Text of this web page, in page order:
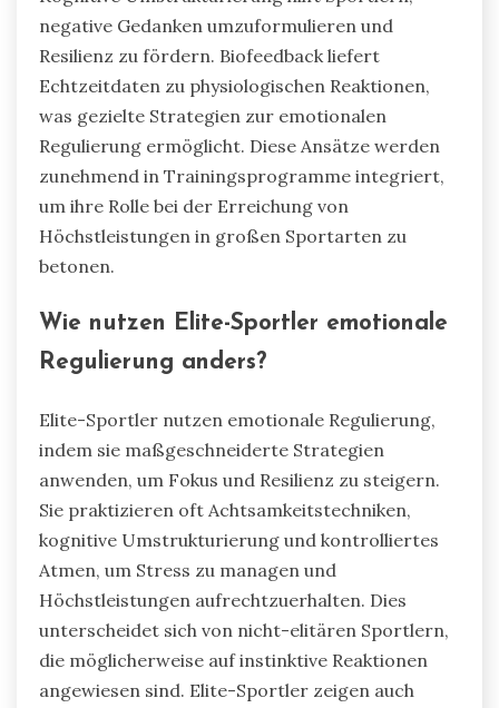
negative Gedanken umzuformulieren und
Resilienz zu fördern. Biofeedback liefert
Echtzeitdaten zu physiologischen Reaktionen,
was gezielte Strategien zur emotionalen
Regulierung ermöglicht. Diese Ansätze werden
zunehmend in Trainingsprogramme integriert,
um ihre Rolle bei der Erreichung von
Höchstleistungen in großen Sportarten zu
betonen.
Wie nutzen Elite-Sportler emotionale
Regulierung anders?
Elite-Sportler nutzen emotionale Regulierung,
indem sie maßgeschneiderte Strategien
anwenden, um Fokus und Resilienz zu steigern.
Sie praktizieren oft Achtsamkeitstechniken,
kognitive Umstrukturierung und kontrolliertes
Atmen, um Stress zu managen und
Höchstleistungen aufrechtzuerhalten. Dies
unterscheidet sich von nicht-elitären Sportlern,
die möglicherweise auf instinktive Reaktionen
angewiesen sind. Elite-Sportler zeigen auch